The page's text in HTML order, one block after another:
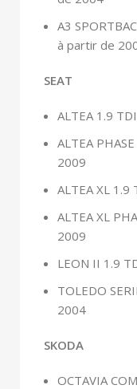
A3
à partir de
SEAT
ALTEA 1.9
ALTEA
2009
ALTEA XL
ALTEA XL
2009
LEON II 1.9
TOLEDO
2004
SKODA
OCTAVIA